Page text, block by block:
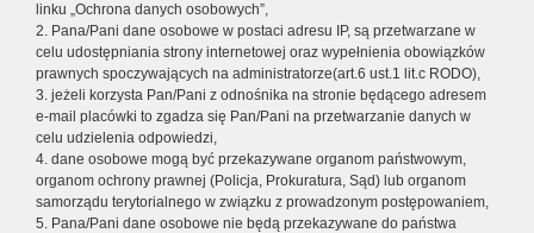
linku „Ochrona danych osobowych”,
2. Pana/Pani dane osobowe w postaci adresu IP, są przetwarzane w
celu udostępniania strony internetowej oraz wypełnienia obowiązków
prawnych spoczywających na administratorze(art.6 ust.1 lit.c RODO),
3. jeżeli korzysta Pan/Pani z odnośnika na stronie będącego adresem
e-mail placówki to zgadza się Pan/Pani na przetwarzanie danych w
celu udzielenia odpowiedzi,
4. dane osobowe mogą być przekazywane organom państwowym,
organom ochrony prawnej (Policja, Prokuratura, Sąd) lub organom
samorządu terytorialnego w związku z prowadzonym postępowaniem,
5. Pana/Pani dane osobowe nie będą przekazywane do państwa